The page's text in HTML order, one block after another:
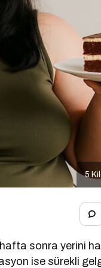
5
sonra yerini hayal
ise sürekli